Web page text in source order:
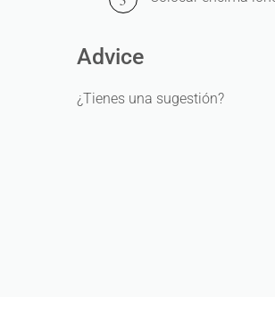
Advice
¿Tienes una sugestión?